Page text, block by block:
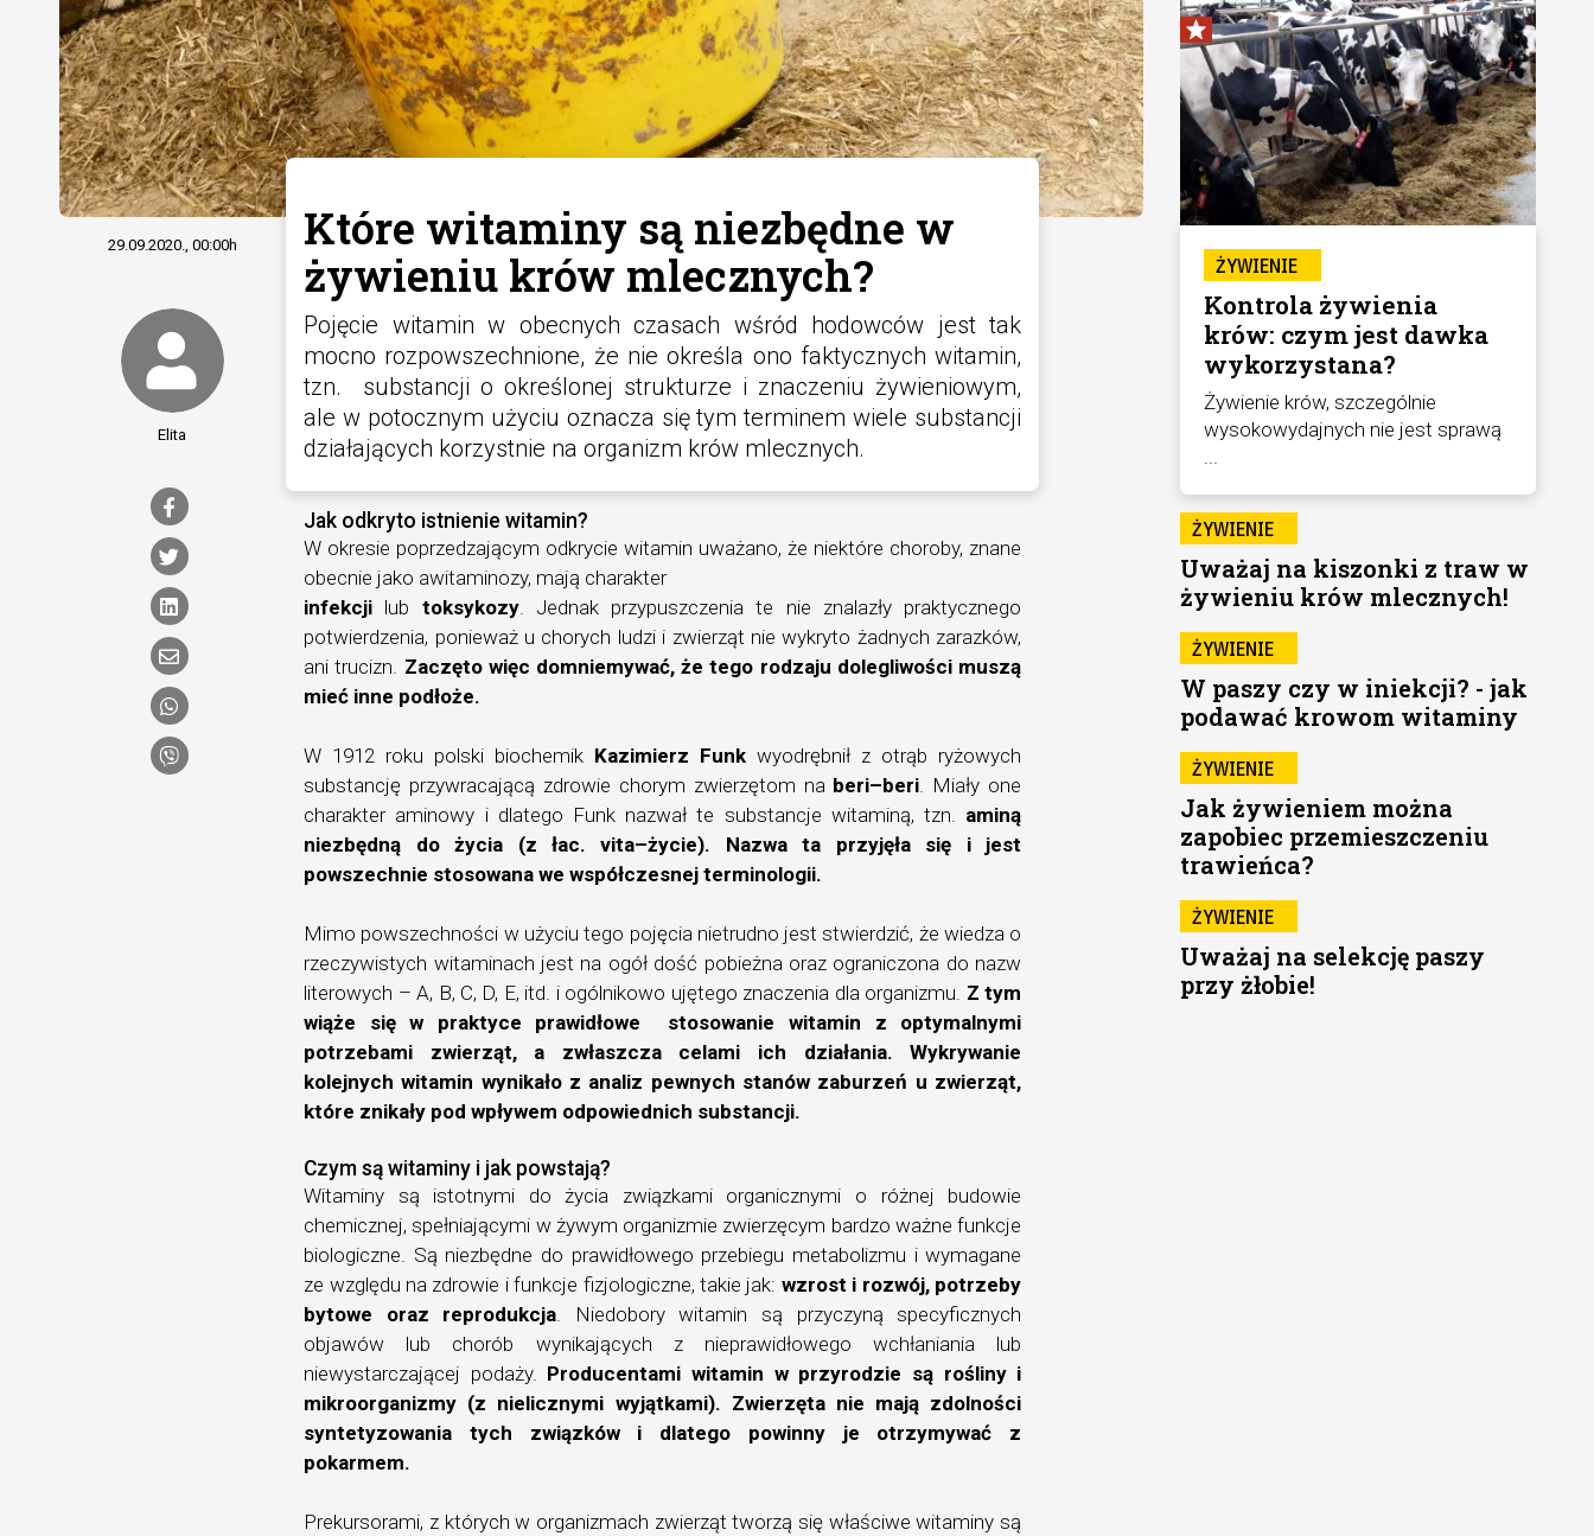
Które witaminy są niezbędne w
żywieniu krów mlecznych?
Pojęcie witamin w obecnych czasach wśród hodowców jest tak
mocno rozpowszechnione, że nie określa ono faktycznych witamin,
tzn. substancji o określonej strukturze i znaczeniu żywieniowym,
ale w potocznym użyciu oznacza się tym terminem wiele substancji
działających korzystnie na organizm krów mlecznych.
29.09.2020., 00:00h
Elita
Jak odkryto istnienie witamin?
W okresie poprzedzającym odkrycie witamin uważano, że niektóre choroby, znane
obecnie jako awitaminozy, mają charakter
infekcji lub toksykozy. Jednak przypuszczenia te nie znalazły praktycznego
potwierdzenia, ponieważ u chorych ludzi i zwierząt nie wykryto żadnych zarazków,
ani trucizn. Zaczęto więc domniemywać, że tego rodzaju dolegliwości muszą
mieć inne podłoże.
W 1912 roku polski biochemik Kazimierz Funk wyodrębnił z otrąb ryżowych
substancję przywracającą zdrowie chorym zwierzętom na beri–beri. Miały one
charakter aminowy i dlatego Funk nazwał te substancje witaminą, tzn. aminą
niezbędną do życia (z łac. vita–życie). Nazwa ta przyjęła się i jest
powszechnie stosowana we współczesnej terminologii.
Mimo powszechności w użyciu tego pojęcia nietrudno jest stwierdzić, że wiedza o
rzeczywistych witaminach jest na ogół dość pobieżna oraz ograniczona do nazw
literowych – A, B, C, D, E, itd. i ogólnikowo ujętego znaczenia dla organizmu. Z tym
wiąże się w praktyce prawidłowe stosowanie witamin z optymalnymi
potrzebami zwierząt, a zwłaszcza celami ich działania. Wykrywanie
kolejnych witamin wynikało z analiz pewnych stanów zaburzeń u zwierząt,
które znikały pod wpływem odpowiednich substancji.
Czym są witaminy i jak powstają?
Witaminy są istotnymi do życia związkami organicznymi o różnej budowie
chemicznej, spełniającymi w żywym organizmie zwierzęcym bardzo ważne funkcje
biologiczne. Są niezbędne do prawidłowego przebiegu metabolizmu i wymagane
ze względu na zdrowie i funkcje fizjologiczne, takie jak: wzrost i rozwój, potrzeby
bytowe oraz reprodukcja. Niedobory witamin są przyczyną specyficznych
objawów lub chorób wynikających z nieprawidłowego wchłaniania lub
niewystarczającej podaży. Producentami witamin w przyrodzie są rośliny i
mikroorganizmy (z nielicznymi wyjątkami). Zwierzęta nie mają zdolności
syntetyzowania tych związków i dlatego powinny je otrzymywać z
pokarmem.
Prekursorami, z których w organizmach zwierząt tworzą się właściwe witaminy są
ŻYWIENIE
Kontrola żywienia
krów: czym jest dawka
wykorzystana?
Żywienie krów, szczególnie
wysokowydajnych nie jest sprawą
ŻYWIENIE
Uważaj na kiszonki z traw w
żywieniu krów mlecznych!
ŻYWIENIE
W paszy czy w iniekcji? - jak
podawać krowom witaminy
ŻYWIENIE
Jak żywieniem można
zapobiec przemieszczeniu
trawieńca?
ŻYWIENIE
Uważaj na selekcję paszy
przy żłobie!